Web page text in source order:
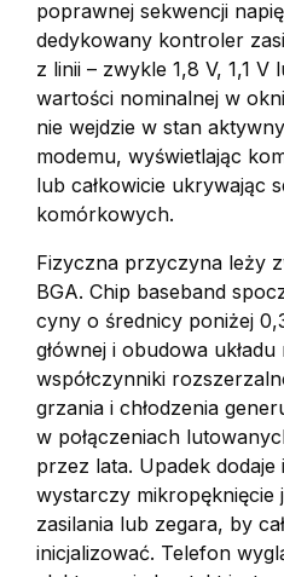
poprawnej sekwencji
dedykowany kontroler
z linii – zwykle 1,8 V, 1,1 V
wartości nominalnej w
nie wejdzie w stan
modemu, wyświetlając
lub całkowicie ukrywając
komórkowych.
Fizyczna przyczyna leży
BGA. Chip baseband
cyny o średnicy poniżej
głównej i obudowa
współczynniki
grzania i chłodzenia
w połączeniach
przez lata. Upadek
wystarczy mikropęknięcie
zasilania lub zegara, by
inicjalizować. Telefon